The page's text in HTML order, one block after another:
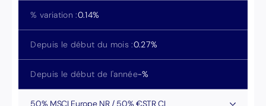
% variation :0.14%
Depuis le début du mois :0.27%
Depuis le début de l'année-%
50% MSCI Europe NR / 50% €STR CI